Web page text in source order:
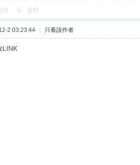
持 反對
2 03:23:44 只看該作者
LINK